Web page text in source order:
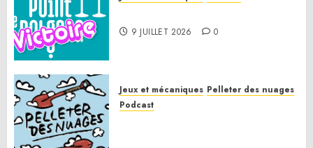
9 JUILLET 2026 0
Jeux et mécaniques Pelleter des nuages
Podcast